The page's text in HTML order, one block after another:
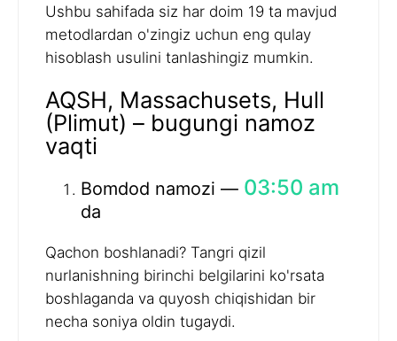
Ushbu sahifada siz har doim 19 ta mavjud
metodlardan o'zingiz uchun eng qulay
hisoblash usulini tanlashingiz mumkin.
AQSH, Massachusets, Hull
(Plimut) – bugungi namoz
vaqti
Bomdod namozi — 03:50 am
da
Qachon boshlanadi? Tangri qizil
nurlanishning birinchi belgilarini ko'rsata
boshlaganda va quyosh chiqishidan bir
necha soniya oldin tugaydi.